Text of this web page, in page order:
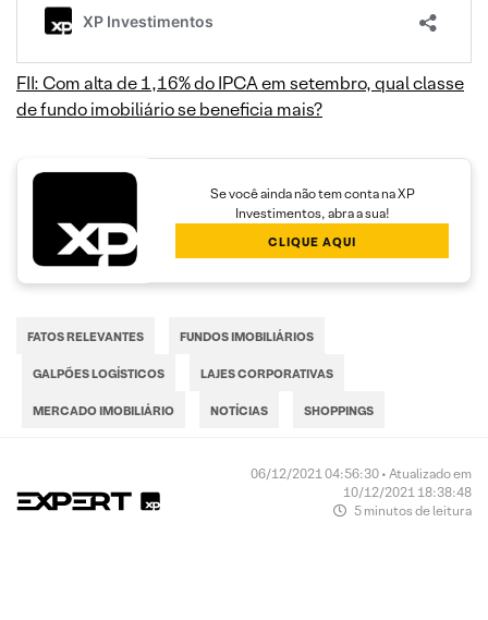
FII: Com alta de 1,16% do IPCA em setembro, qual classe
de fundo imobiliário se beneficia mais?
Se você ainda não tem conta na XP
Investimentos, abra a sua!
CLIQUE AQUI
FATOS RELEVANTES FUNDOS IMOBILIÁRIOS
GALPÕES LOGÍSTICOS LAJES CORPORATIVAS
MERCADO IMOBILIÁRIO NOTÍCIAS SHOPPINGS
06/12/2021 04:56:30 • Atualizado em
10/12/2021 18:38:48
5 minutos de leitura